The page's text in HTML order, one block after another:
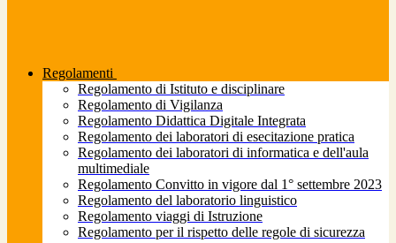
Regolamenti
Regolamento di Istituto e disciplinare
Regolamento di Vigilanza
Regolamento Didattica Digitale Integrata
Regolamento dei laboratori di esecitazione pratica
Regolamento dei laboratori di informatica e dell'aula
multimediale
Regolamento Convitto in vigore dal 1° settembre 2023
Regolamento del laboratorio linguistico
Regolamento viaggi di Istruzione
Regolamento per il rispetto delle regole di sicurezza